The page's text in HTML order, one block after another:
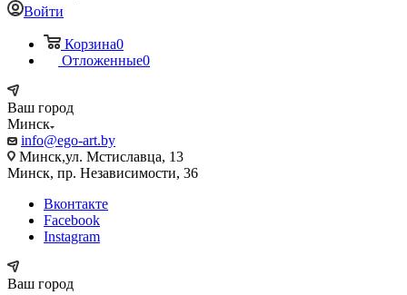
Войти
Корзина0
Отложенные0
Ваш город
Минск
info@ego-art.by
Минск,ул. Мстиславца, 13
Минск, пр. Независимости, 36
Вконтакте
Facebook
Instagram
Ваш город